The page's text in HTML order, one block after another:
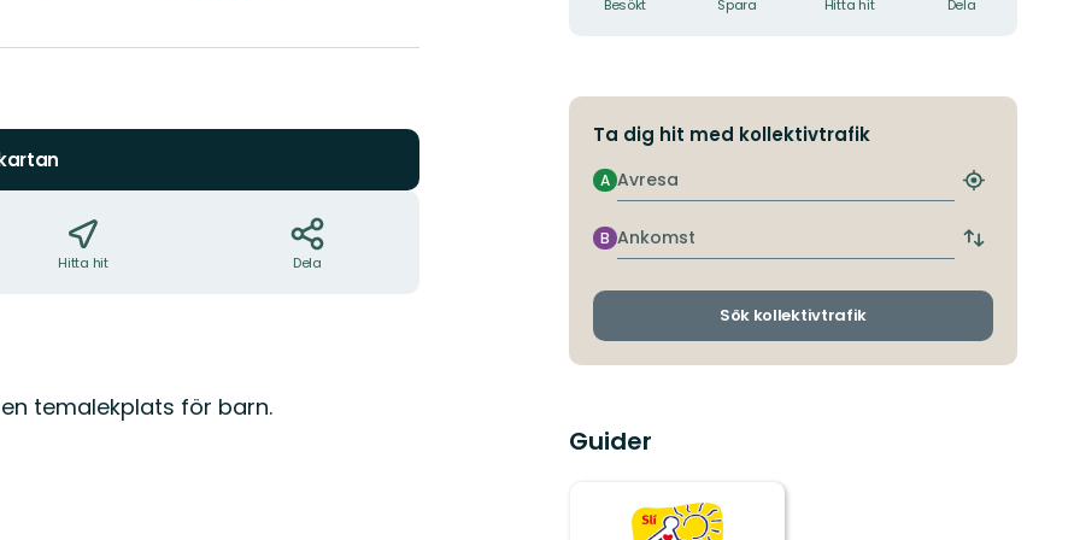
Hitta hit Dela
temalekplats för barn.
Besökt Spara Hitta hit Dela
Ta dig hit med kollektivtrafik
Avresa
A
Hitta
hållplats
Ankomst
B
Byt
och
Sök kollektivtrafik
Guider